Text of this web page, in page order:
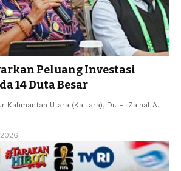
Peluang Investasi
14 Duta Besar
Kalimantan Utara (Kaltara), Dr. H. Zainal A.